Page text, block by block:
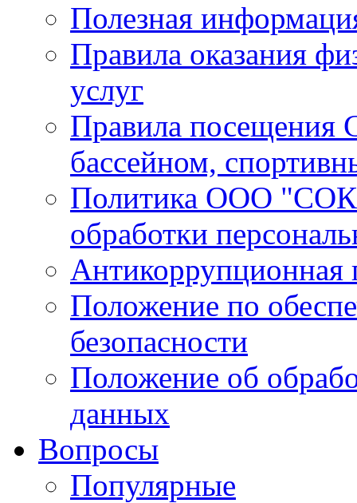
Полезная
Правила оказания
услуг
Правила посещения
бассейном,
Политика ООО "СОК
обработки
Положение по
безопасности
Положение об
данных
Вопросы
Популярные